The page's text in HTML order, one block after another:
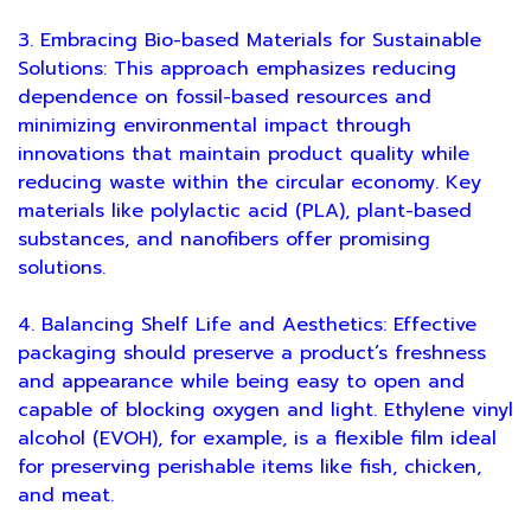
3. Embracing Bio-based Materials for Sustainable
Solutions: This approach emphasizes reducing
dependence on fossil-based resources and
minimizing environmental impact through
innovations that maintain product quality while
reducing waste within the circular economy. Key
materials like polylactic acid (PLA), plant-based
substances, and nanofibers offer promising
solutions.
4. Balancing Shelf Life and Aesthetics: Effective
packaging should preserve a product’s freshness
and appearance while being easy to open and
capable of blocking oxygen and light. Ethylene vinyl
alcohol (EVOH), for example, is a flexible film ideal
for preserving perishable items like fish, chicken,
and meat.